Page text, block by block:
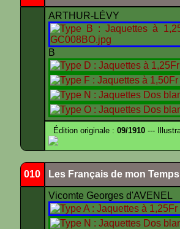
ARTHUR-LÉVY
B
Édition originale : 09/1910 ---
010 Les Français de mon Temps
Vicomte Georges d'AVENEL